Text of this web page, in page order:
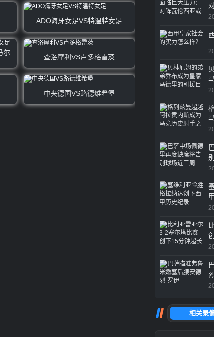
ADO海牙女足VS特温特女足
尔
查洛摩利VS卢多格雷茨
中央德国VS路德维希堡